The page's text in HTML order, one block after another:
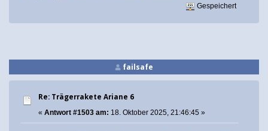
Gespeichert
failsafe
Re: Trägerrakete Ariane 6
« Antwort #1503 am: 18. Oktober 2025, 21:46:45 »